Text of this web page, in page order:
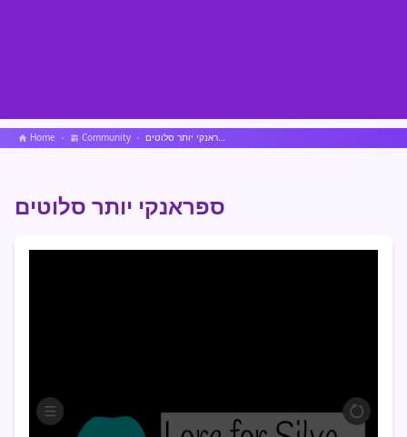
Home Community ספראנקי יותר סלוטים
ספראנקי יותר סלוטים